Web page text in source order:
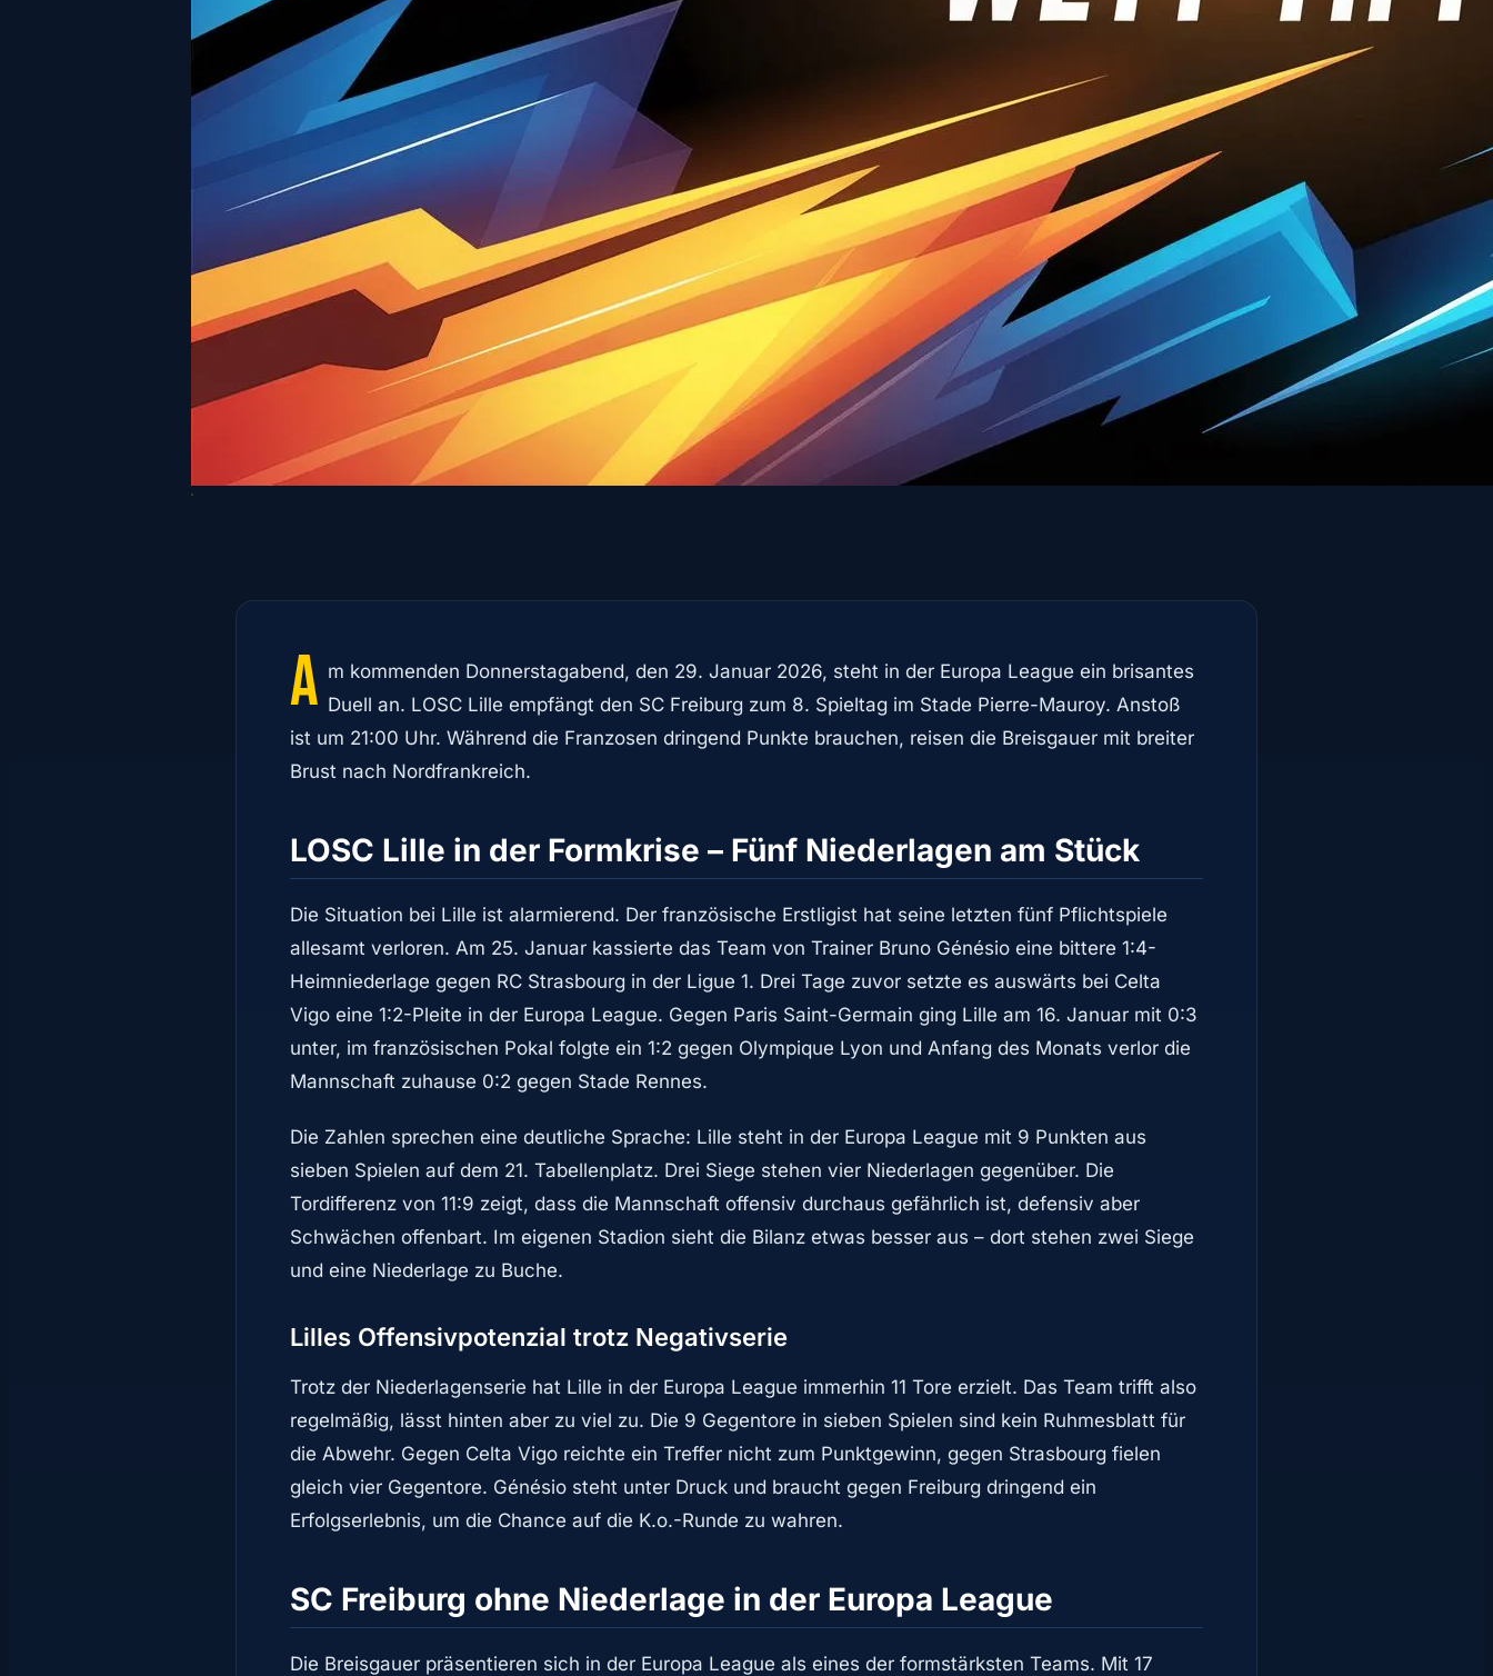
A m kommenden Donnerstagabend, den 29. Januar 2026, steht in der Europa League ein brisantes
Duell an. LOSC Lille empfängt den SC Freiburg zum 8. Spieltag im Stade Pierre-Mauroy. Anstoß
ist um 21:00 Uhr. Während die Franzosen dringend Punkte brauchen, reisen die Breisgauer mit breiter
Brust nach Nordfrankreich.
LOSC Lille in der Formkrise – Fünf Niederlagen am Stück
Die Situation bei Lille ist alarmierend. Der französische Erstligist hat seine letzten fünf Pflichtspiele
allesamt verloren. Am 25. Januar kassierte das Team von Trainer Bruno Génésio eine bittere 1:4-
Heimniederlage gegen RC Strasbourg in der Ligue 1. Drei Tage zuvor setzte es auswärts bei Celta
Vigo eine 1:2-Pleite in der Europa League. Gegen Paris Saint-Germain ging Lille am 16. Januar mit 0:3
unter, im französischen Pokal folgte ein 1:2 gegen Olympique Lyon und Anfang des Monats verlor die
Mannschaft zuhause 0:2 gegen Stade Rennes.
Die Zahlen sprechen eine deutliche Sprache: Lille steht in der Europa League mit 9 Punkten aus
sieben Spielen auf dem 21. Tabellenplatz. Drei Siege stehen vier Niederlagen gegenüber. Die
Tordifferenz von 11:9 zeigt, dass die Mannschaft offensiv durchaus gefährlich ist, defensiv aber
Schwächen offenbart. Im eigenen Stadion sieht die Bilanz etwas besser aus – dort stehen zwei Siege
und eine Niederlage zu Buche.
Lilles Offensivpotenzial trotz Negativserie
Trotz der Niederlagenserie hat Lille in der Europa League immerhin 11 Tore erzielt. Das Team trifft also
regelmäßig, lässt hinten aber zu viel zu. Die 9 Gegentore in sieben Spielen sind kein Ruhmesblatt für
die Abwehr. Gegen Celta Vigo reichte ein Treffer nicht zum Punktgewinn, gegen Strasbourg fielen
gleich vier Gegentore. Génésio steht unter Druck und braucht gegen Freiburg dringend ein
Erfolgserlebnis, um die Chance auf die K.o.-Runde zu wahren.
SC Freiburg ohne Niederlage in der Europa League
Die Breisgauer präsentieren sich in der Europa League als eines der formstärksten Teams. Mit 17